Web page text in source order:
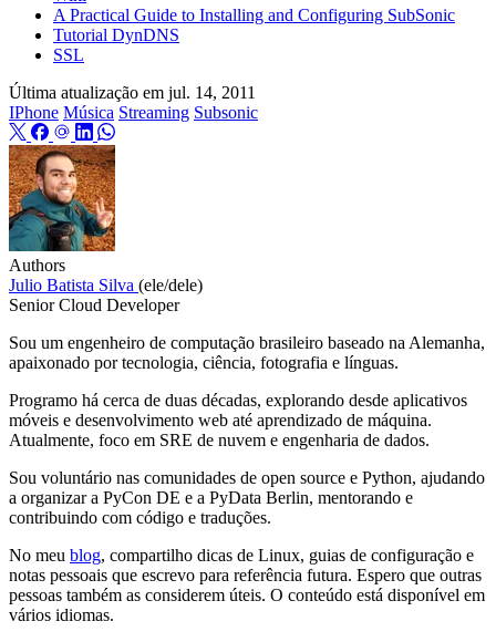
A Practical Guide to Installing and Configuring SubSonic
Tutorial DynDNS
SSL
Última atualização em jul. 14, 2011
IPhone Música Streaming Subsonic
Authors
Julio Batista Silva (ele/dele)
Senior Cloud Developer
Sou um engenheiro de computação brasileiro baseado na Alemanha,
apaixonado por tecnologia, ciência, fotografia e línguas.
Programo há cerca de duas décadas, explorando desde aplicativos
móveis e desenvolvimento web até aprendizado de máquina.
Atualmente, foco em SRE de nuvem e engenharia de dados.
Sou voluntário nas comunidades de open source e Python, ajudando
a organizar a PyCon DE e a PyData Berlin, mentorando e
contribuindo com código e traduções.
No meu blog, compartilho dicas de Linux, guias de configuração e
notas pessoais que escrevo para referência futura. Espero que outras
pessoas também as considerem úteis. O conteúdo está disponível em
vários idiomas.